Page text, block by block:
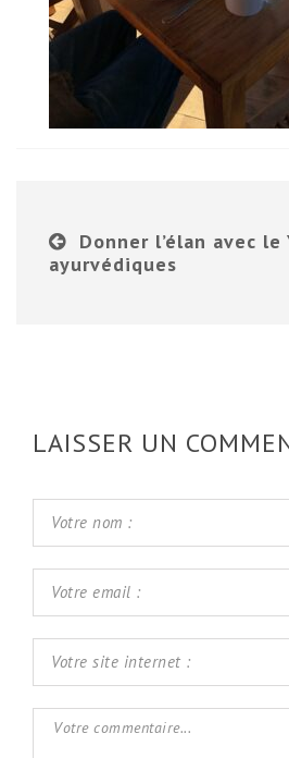
Donner l’élan avec
ayurvédiques
LAISSER UN